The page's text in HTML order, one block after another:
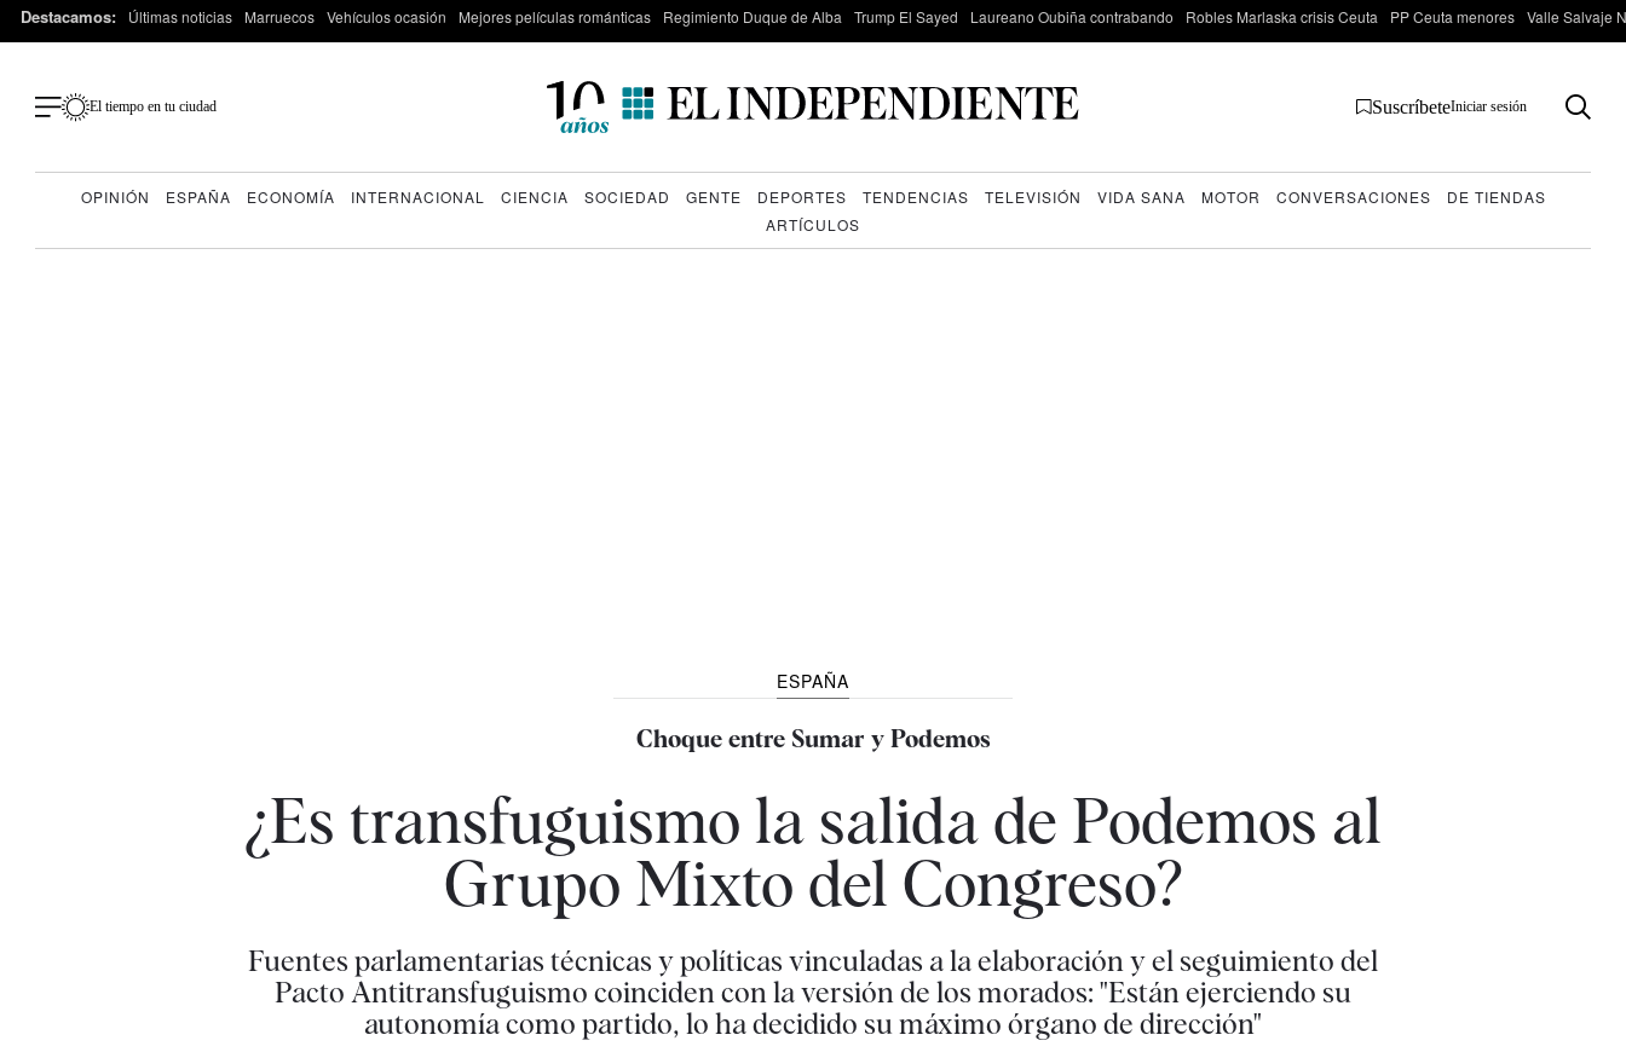
Destacamos: Últimas noticias Marruecos Vehículos ocasión Mejores películas románticas Regimiento Duque de Alba Trump El Sayed Laureano Oubiña contrabando Robles Marlaska crisis Ceuta PP Ceuta menores Valle Salvaje
El tiempo en tu ciudad SuscríbeteIniciar sesión
OPINIÓN ESPAÑA ECONOMÍA INTERNACIONAL CIENCIA SOCIEDAD GENTE DEPORTES TENDENCIAS TELEVISIÓN VIDA SANA MOTOR CONVERSACIONES
DE TIENDAS
ARTÍCULOS
ESPAÑA
Choque entre Sumar y Podemos
¿Es transfuguismo la salida de Podemos al
Grupo Mixto del Congreso?
Fuentes parlamentarias técnicas y políticas vinculadas a la elaboración y el seguimiento del
Pacto Antitransfuguismo coinciden con la versión de los morados: "Están ejerciendo su
autonomía como partido, lo ha decidido su máximo órgano de dirección"